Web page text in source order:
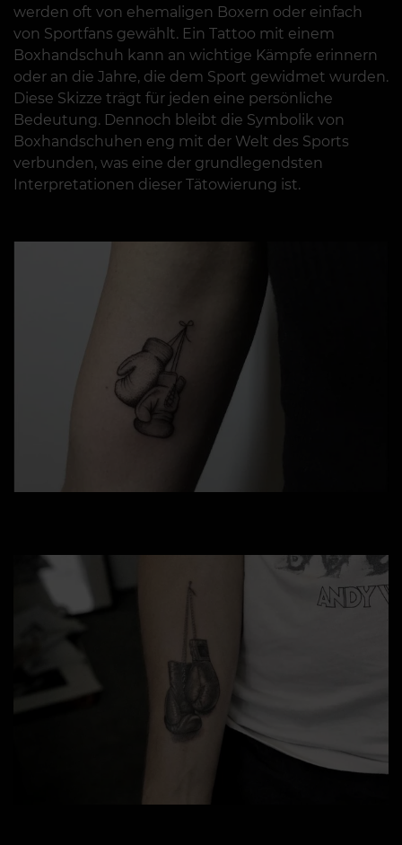
werden oft von ehemaligen Boxern oder einfach
von Sportfans gewählt. Ein Tattoo mit einem
Boxhandschuh kann an wichtige Kämpfe erinnern
oder an die Jahre, die dem Sport gewidmet wurden.
Diese Skizze trägt für jeden eine persönliche
Bedeutung. Dennoch bleibt die Symbolik von
Boxhandschuhen eng mit der Welt des Sports
verbunden, was eine der grundlegendsten
Interpretationen dieser Tätowierung ist.